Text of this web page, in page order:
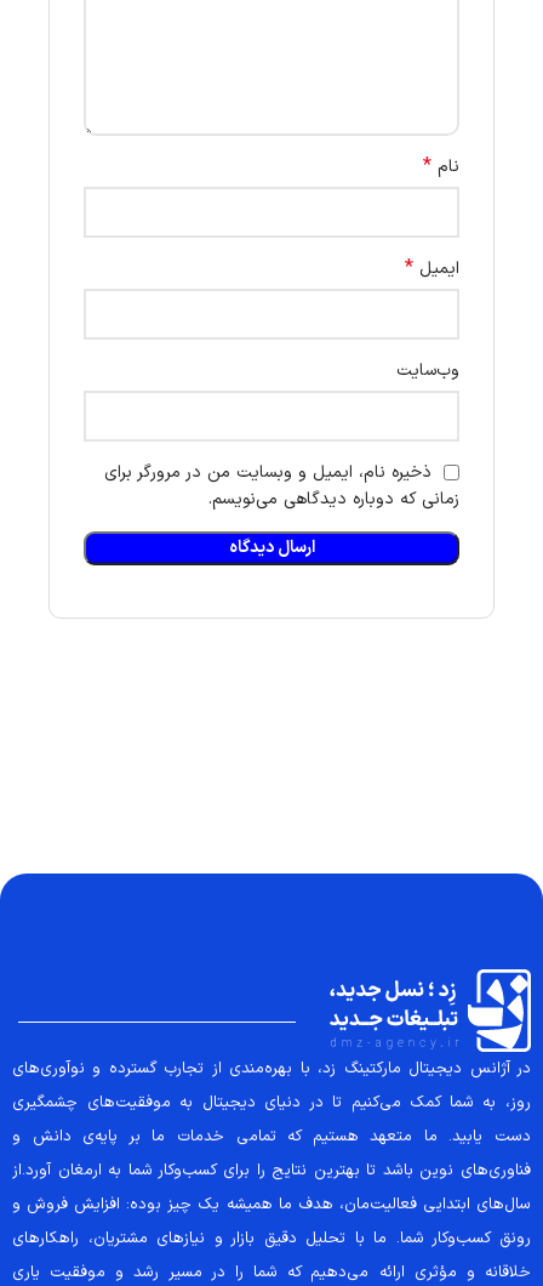
نام *
ایمیل *
وب‌سایت
ذخیره نام، ایمیل و وبسایت من در مرورگر برای
زمانی که دوباره دیدگاهی می‌نویسم.
در آژانس دیجیتال مارکتینگ زد، با بهره‌مندی از تجارب گسترده و نوآوری‌های
روز، به شما کمک می‌کنیم تا در دنیای دیجیتال به موفقیت‌های چشمگیری
دست یابید. ما متعهد هستیم که تمامی خدمات ما بر پایه‌ی دانش و
فناوری‌های نوین باشد تا بهترین نتایج را برای کسب‌وکار شما به ارمغان آورد.از
سال‌های ابتدایی فعالیت‌مان، هدف ما همیشه یک چیز بوده: افزایش فروش و
رونق کسب‌وکار شما. ما با تحلیل دقیق بازار و نیازهای مشتریان، راهکارهای
خلاقانه و مؤثری ارائه می‌دهیم که شما را در مسیر رشد و موفقیت یاری